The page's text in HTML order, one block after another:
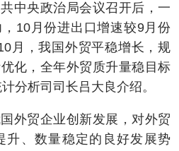
政治局会议召开后，一
10月份进出口增速较9月份
月，我国外贸平稳增长，规
化，全年外贸质升量稳目标
分析司司长吕大良介绍。
企业创新发展，对外贸
升、数量稳定的良好发展势